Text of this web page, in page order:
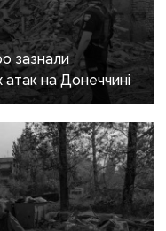
зазнали
атак на Донеччині